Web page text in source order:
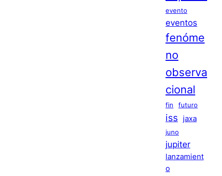
evento
eventos
fenóme
no
observa
cional
fin futuro
iss jaxa
juno
jupiter
lanzamient
o